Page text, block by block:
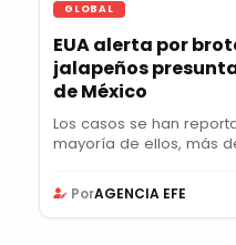
GLOBAL
EUA alerta por
jalapeños
de México
Los casos se han
mayoría de ellos, más
PorAGENCIA EFE